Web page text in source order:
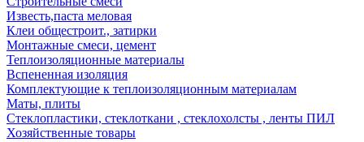
Известь,паста меловая
Клеи общестроит., затирки
Монтажные смеси, цемент
Теплоизоляционные материалы
Вспененная изоляция
Комплектующие к теплоизоляционным материалам
Маты, плиты
Стеклопластики, стеклоткани , стеклохолсты , ленты ПИЛ
Хозяйственные товары